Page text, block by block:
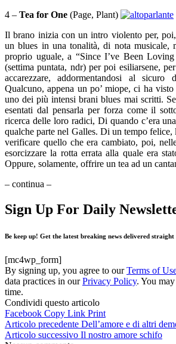
4 – Tea for One (Page, Plant)
Il brano inizia con un intro violento per,
un blues in una tonalità, di nota musicale,
proprio uguale, a “Since I’ve Been
(settima puntata, ndr) per poi esiliarsene,
accarezzare, addormentandosi al sicuro
Qualcuno, appena un po’ miope, ci ha
uno dei più intensi brani blues mai scritti.
esentati dal pensarla per forza come il
ricerca delle loro radici, Di quando c’era
qualche parte nel Galles. Di un tempo
verificare quello che era cambiato, poi,
esorcizzare la rotta errata alla quale era
Oppure, solamente, offrire un tea ad un
– continua –
Sign Up For Daily
Be keep up! Get the latest breaking news delivered
[mc4wp_form]
By signing up, you agree to ourTerms of
data practices in ourPrivacy Policy. You
time.
Condividi questo articolo
Facebook Copy Link Print
Articolo precedente Dell’amore e di altri
Articolo successivo Il nostro amore schifo